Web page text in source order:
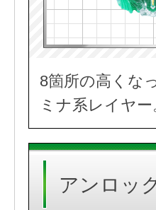
8箇所の高くな
ミナ系レイヤー
アンロッ